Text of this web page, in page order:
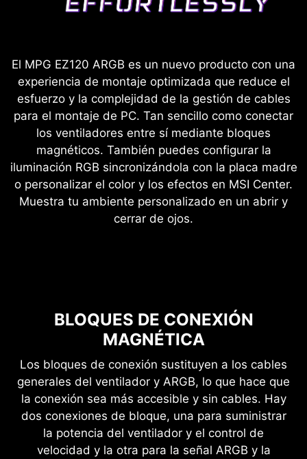
El MPG EZ120 ARGB es un nuevo producto con una
experiencia de montaje optimizada que reduce el
esfuerzo y la complejidad de la gestión de cables
para el montaje de PC. Tan sencillo como conectar
los ventiladores entre sí mediante bloques
magnéticos. También puedes configurar la
iluminación RGB sincronizándola con la placa madre
o personalizar el color y los efectos en MSI Center.
Muestra tu ambiente personalizado en un abrir y
cerrar de ojos.
BLOQUES DE CONEXIÓN
MAGNÉTICA
Los bloques de conexión sustituyen a los cables
generales del ventilador y ARGB, lo que hace que
la conexión sea más accesible y sin cables. Hay
dos conexiones de bloque, una para suministrar
la potencia del ventilador y el control de
velocidad y la otra para la señal ARGB y la